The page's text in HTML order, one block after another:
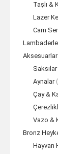
Taşlı &
Lazer
Cam
Aksesuarlar
Saksılar
Aynalar
Çay &
Vazo &
Bronz
Hayvan